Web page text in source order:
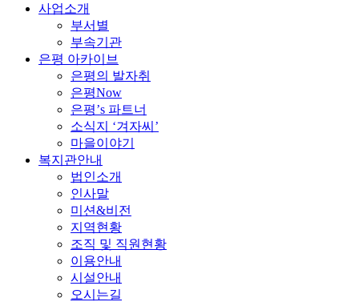
사업소개
부서별
부속기관
은평 아카이브
은평의 발자취
은평Now
은평’s 파트너
소식지 ‘겨자씨’
마을이야기
복지관안내
법인소개
인사말
미션&비전
지역현황
조직 및 직원현황
이용안내
시설안내
오시는길